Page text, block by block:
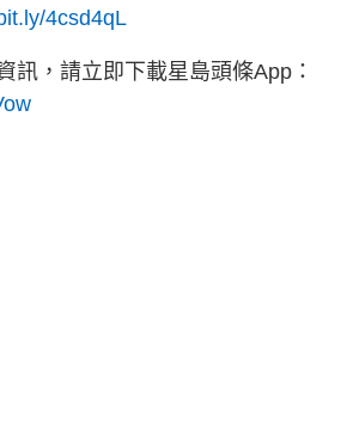
4csd4qL
訊，請立即下載星島頭條App：